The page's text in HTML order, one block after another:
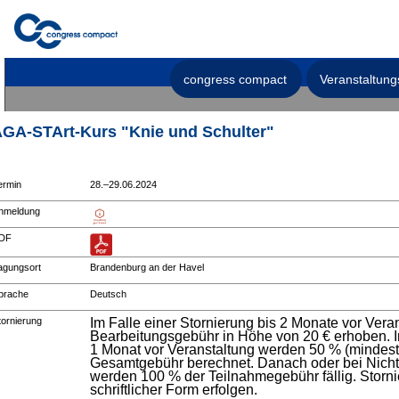
congress compact
STArt-Kurs "Knie und Schulter"
28.–29.06.2024
Brandenburg an der Havel
Deutsch
Im Falle einer Stornierung bis 2 Monate vor
Bearbeitungsgebühr in Höhe von 20 € erhoben.
1 Monat vor Veranstaltung werden 50 %
Gesamtgebühr berechnet. Danach oder bei
werden 100 % der Teilnahmegebühr fällig.
schriftlicher Form erfolgen.